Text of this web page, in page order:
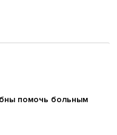
помочь больным